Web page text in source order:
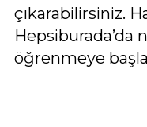
çıkarabilirsiniz.
Hepsiburada’da
öğrenmeye